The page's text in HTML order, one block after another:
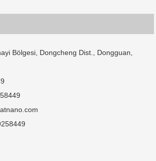
Bölgesi, Dongcheng Dist., Dongguan,